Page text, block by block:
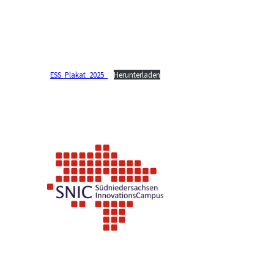
ESS_Plakat_2025_ Herunterladen